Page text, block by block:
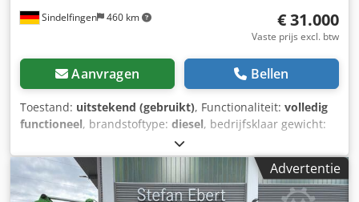
Sindelfingen 460 km € 31.000
Vaste prijs excl. btw
Aanvragen Bellen
Toestand: uitstekend (gebruikt), Functionaliteit: volledig
functioneel, brandstoftype: diesel, bedrijfsklaar gewicht:
, bedrijfsturen:
Uitrusting:rubberen rupsbanden, * 2.434 uur * Motor: Cat
C1.7 * Motorvermogen: 24,8 kW * Emissieniveau: EU-
niveau V * Bedrijfsgewicht: 3.580 kg * Afmetingen
Advertentie